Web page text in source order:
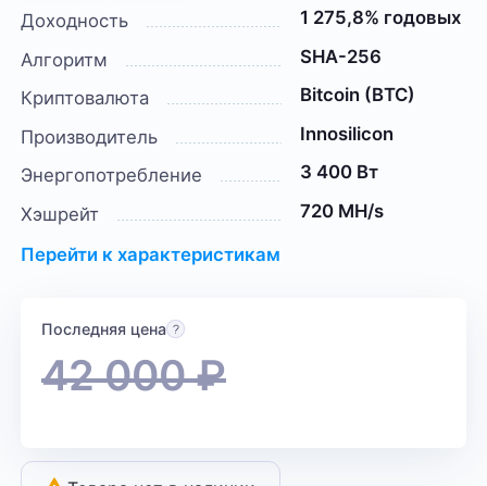
Доходность
1 275,8% годовых
Алгоритм
SHA-256
Криптовалюта
Bitcoin (BTC)
Производитель
Innosilicon
Энергопотребление
3 400 Вт
Хэшрейт
720 MH/s
Перейти к характеристикам
Последняя цена
42 000₽